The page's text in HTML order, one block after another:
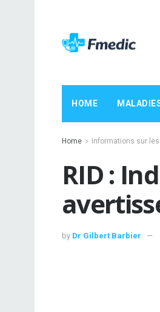
HOME
Home Informations sur
RID :
by Dr Gilbert Barbier